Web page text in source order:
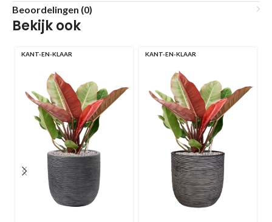
Beoordelingen (0)
Bekijk ook
KANT-EN-KLAAR KANT-EN-KLAAR